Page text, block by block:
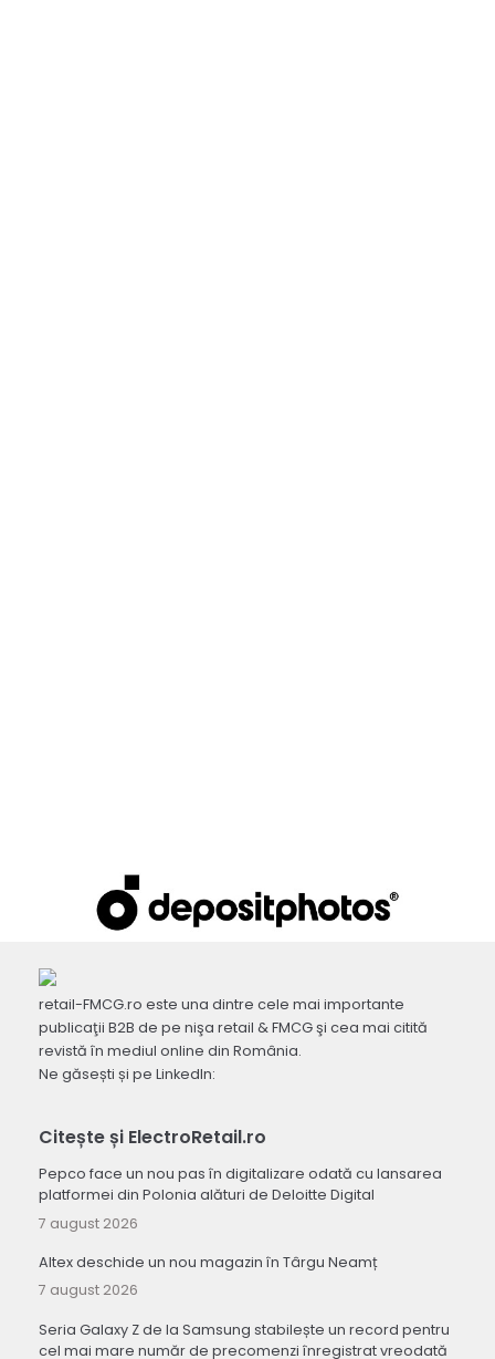
retail-FMCG.ro este una dintre cele mai importante
publicaţii B2B de pe nişa retail & FMCG şi cea mai citită
revistă în mediul online din România.
Ne găsești și pe LinkedIn:
Citește și ElectroRetail.ro
Pepco face un nou pas în digitalizare odată cu lansarea
platformei din Polonia alături de Deloitte Digital
7 august 2026
Altex deschide un nou magazin în Târgu Neamț
7 august 2026
Seria Galaxy Z de la Samsung stabilește un record pentru
cel mai mare număr de precomenzi înregistrat vreodată